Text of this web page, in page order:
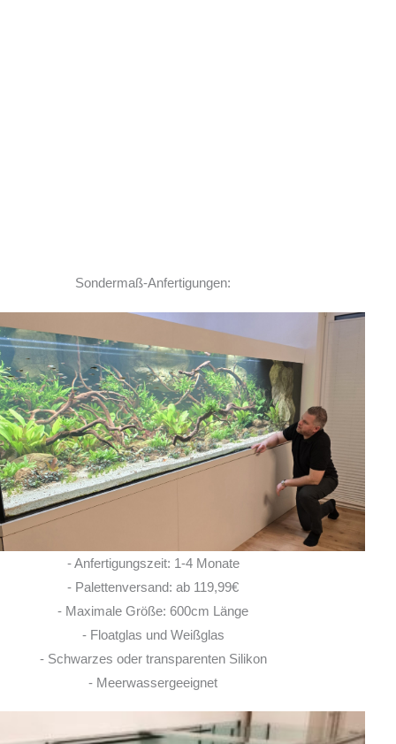
Ich habe vor einem Jahr zwei
Rochen hier erworben. Von Anfang bis Ende
habe ich eine super kompetente und ehrliche
Beratung erhalten! Auch im Nachgang bei
Fragen, habe ich immer
... MEHR
LISA ROHRLACHE
10. JUNI 2026
Sondermaß-Anfertigungen:
- Anfertigungszeit: 1-4 Monate
- Palettenversand: ab 119,99€
- Maximale Größe: 600cm Länge
- Floatglas und Weißglas
- Schwarzes oder transparenten Silikon
- Meerwassergeeignet